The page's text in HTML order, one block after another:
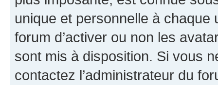
unique et personnelle à chaque
forum d’activer ou non les
sont mis à disposition. Si vous
contactez l’administrateur du